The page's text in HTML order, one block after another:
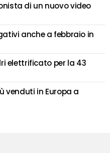
di un nuovo video
anche a febbraio in
elettrificato per la 43
venduti in Europa a